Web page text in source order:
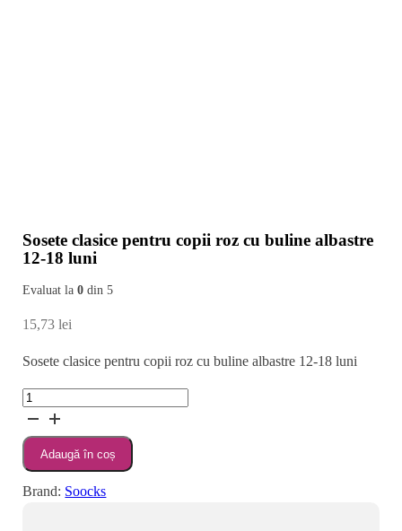
Sosete clasice pentru copii roz cu buline albastre
12-18 luni
Evaluat la0 din 5
15,73lei
Sosete clasice pentru copii roz cu buline albastre 12-18 luni
Cantitate
Sosete
clasice
pentru
copii
Adaugă în coș
Brand: Soocks